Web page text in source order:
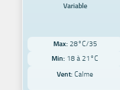
Variable
Max: 28°C/35
Min: 18 à 21°C
Vent: Calme